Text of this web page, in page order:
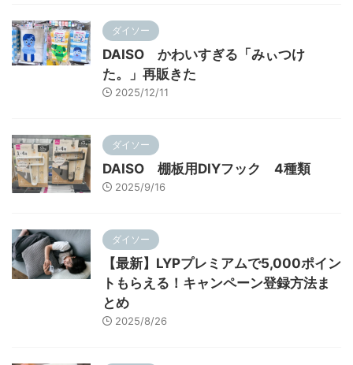
ダイソー
DAISO かわいすぎる「みぃつけ
た。」再販きた
2025/12/11
ダイソー
DAISO 棚板用DIYフック 4種類
2025/9/16
ダイソー
【最新】LYPプレミアムで5,000ポイン
トもらえる！キャンペーン登録方法ま
とめ
2025/8/26